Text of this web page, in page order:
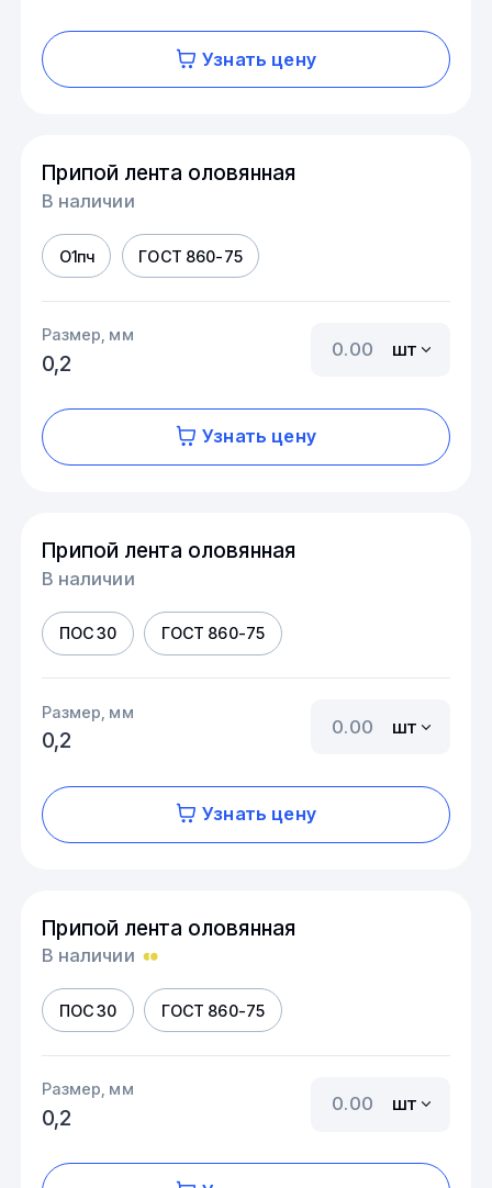
Узнать цену
Припой лента оловянная
В наличии
О1пч ГОСТ 860-75
Размер, мм
0,2
шт
Узнать цену
Припой лента оловянная
В наличии
ПОС 30 ГОСТ 860-75
Размер, мм
0,2
шт
Узнать цену
Припой лента оловянная
В наличии
ПОС 30 ГОСТ 860-75
Размер, мм
0,2
шт